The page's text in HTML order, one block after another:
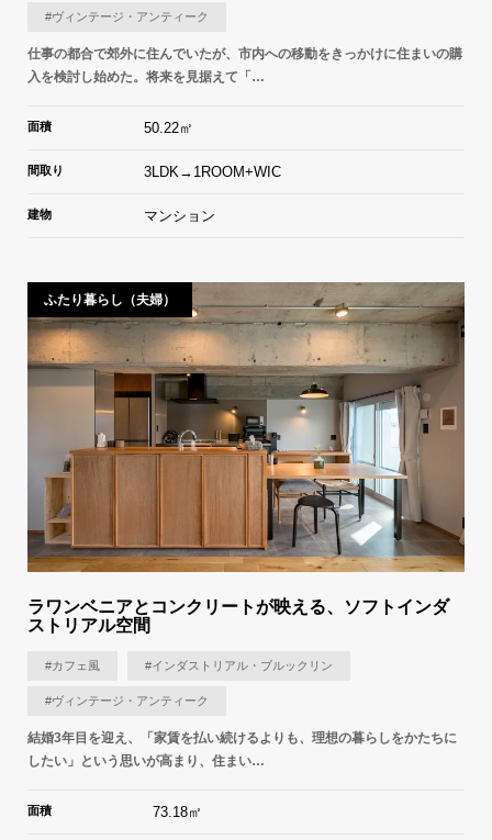
#ヴィンテージ・アンティーク
仕事の都合で郊外に住んでいたが、市内への移動をきっかけに住まいの購
入を検討し始めた。将来を見据えて「…
面積 50.22㎡
間取り 3LDK→1ROOM+WIC
建物 マンション
ふたり暮らし（夫婦）
ラワンベニアとコンクリートが映える、ソフトインダ
ストリアル空間
#カフェ風 #インダストリアル・ブルックリン
#ヴィンテージ・アンティーク
結婚3年目を迎え、「家賃を払い続けるよりも、理想の暮らしをかたちに
したい」という思いが高まり、住まい…
面積 73.18㎡